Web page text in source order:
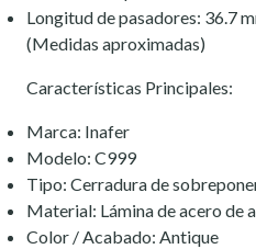
Longitud de pasadores: 36.7
(Medidas aproximadas)
Características Principales:
Marca: Inafer
Modelo: C999
Tipo: Cerradura de
Material: Lámina de acero de
Color / Acabado: Antique